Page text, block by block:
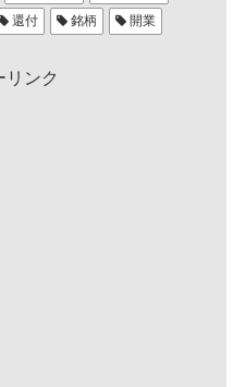
還付 銘柄 開業
リンク